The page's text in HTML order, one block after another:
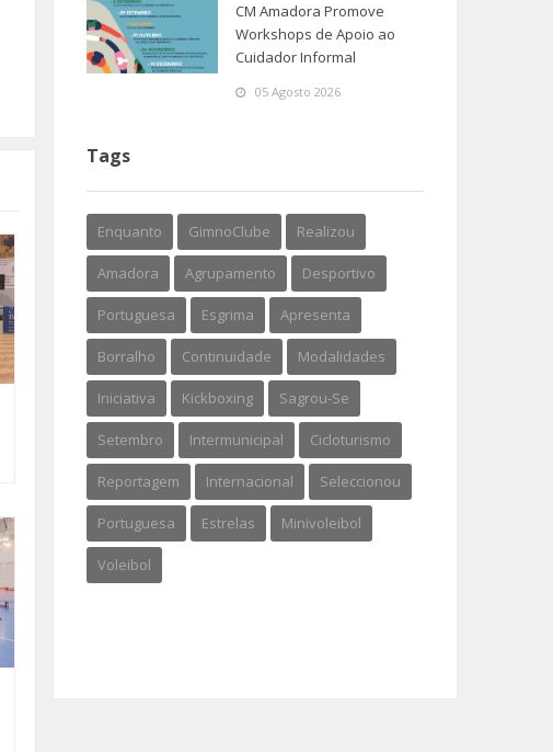
CM Amadora Promove
Workshops de Apoio ao
Cuidador Informal
05 Agosto 2026
Tags
Enquanto GimnoClube Realizou
Amadora Agrupamento Desportivo
Portuguesa Esgrima Apresenta
Borralho Continuidade Modalidades
Iniciativa Kickboxing Sagrou-Se
Setembro Intermunicipal Cicloturismo
Reportagem Internacional Seleccionou
Portuguesa Estrelas Minivoleibol
Voleibol